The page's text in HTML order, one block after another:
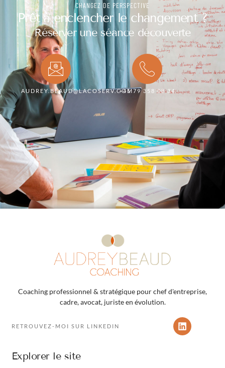
CHANGEZ DE PERSPECTIVE
Prêt à enclencher le changement ?
Réserver une séance découverte
AUDREY.BEAUD@LACOSERV.COM+41 79 358 08 34
Coaching professionnel & stratégique pour chef d'entreprise,
cadre, avocat, juriste en évolution.
RETROUVEZ-MOI SUR LINKEDIN
Explorer le site